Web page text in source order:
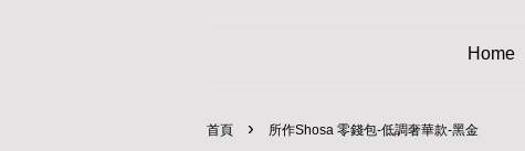
Home
首頁 › 所作Shosa 零錢包-低調奢華款-黑金